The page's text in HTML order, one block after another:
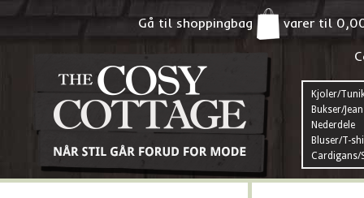
Gå til shoppingbag varer til
Kjoler/
Bukser/
Nederdele
Bluser/T-
Cardigans/